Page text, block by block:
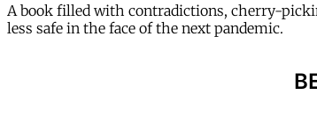
A book filled with contradictions, cherry-
less safe in the face of the next pandemic.